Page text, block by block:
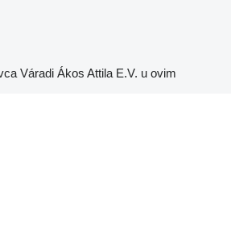
Váradi Ákos Attila E.V. u ovim